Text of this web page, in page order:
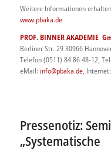
Weitere Informationen
www.pbaka.de
PROF. BINNER AKADEMIE
Berliner Str. 29 30966
Telefon (0511) 84 86 48-12,
eMail: info@pbaka.de, Internet:
Pressenotiz:
„Systematische